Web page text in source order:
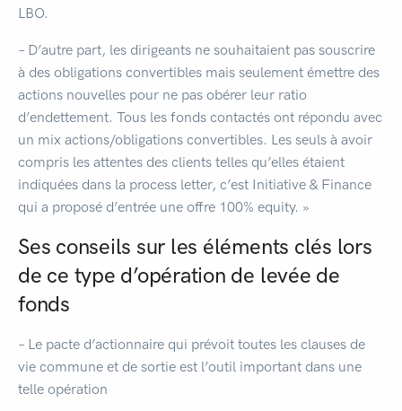
LBO.
– D’autre part, les dirigeants ne souhaitaient pas souscrire
à des obligations convertibles mais seulement émettre des
actions nouvelles pour ne pas obérer leur ratio
d’endettement. Tous les fonds contactés ont répondu avec
un mix actions/obligations convertibles. Les seuls à avoir
compris les attentes des clients telles qu’elles étaient
indiquées dans la process letter, c’est Initiative & Finance
qui a proposé d’entrée une offre 100% equity. »
Ses conseils sur les éléments clés lors
de ce type d’opération de levée de
fonds
– Le pacte d’actionnaire qui prévoit toutes les clauses de
vie commune et de sortie est l’outil important dans une
telle opération